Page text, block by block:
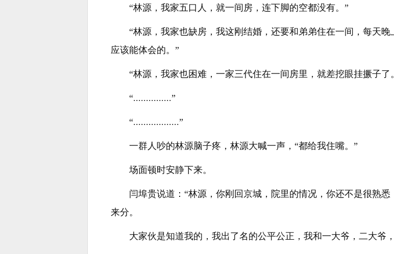
“林源，我家五口人，就一间房，连下脚的空都没有。”
“林源，我家也缺房，我这刚结婚，还要和弟弟住在一间，每天
应该能体会的。”
“林源，我家也困难，一家三代住在一间房里，就差挖眼挂撅子了
“...............”
“..................”
一群人吵的林源脑子疼，林源大喊一声，“都给我住嘴。”
场面顿时安静下来。
闫埠贵说道：“林源，你刚回京城，院里的情况，你还不是很熟
来分。
大家伙是知道我的，我出了名的公平公正，我和一大爷，二大爷